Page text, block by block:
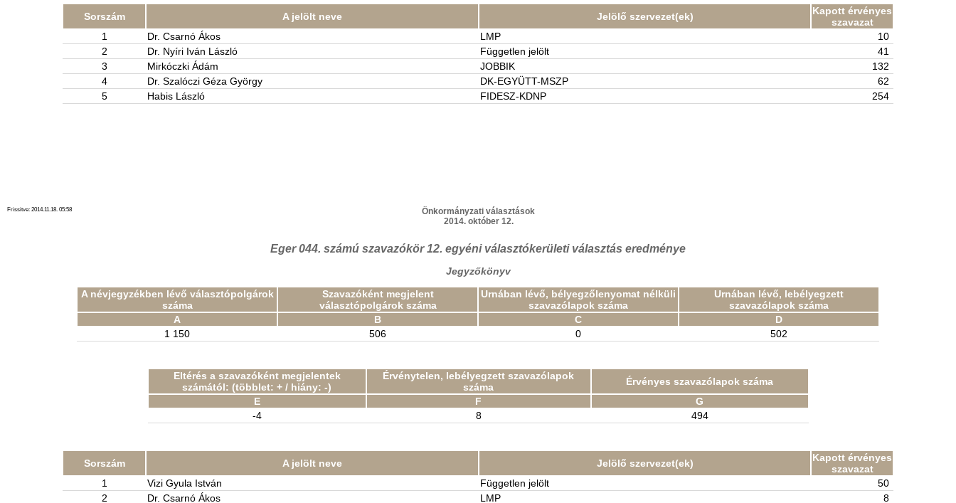
Sorszám A jelölt neve Jelölő szervezet(ek)
Kapott érvényes
szavazat
1
Dr. Csarnó Ákos LMP
10
2
Dr. Nyíri Iván László Független jelölt
41
3
Mirkóczki Ádám JOBBIK
132
4
Dr. Szalóczi Géza György DK-EGYÜTT-MSZP
62
5
Habis László FIDESZ-KDNP 254
Frissitve: 2014.11.18. 05:58
Önkormányzati választások
2014. október 12.
Eger 044. számú szavazókör 12. egyéni választókerületi választás eredménye
Jegyzőkönyv
A névjegyzékben lévő választópolgárok
száma
Szavazóként megjelent
választópolgárok száma
Urnában lévő, bélyegzőlenyomat nélküli
szavazólapok száma
Urnában lévő, lebélyegzett
szavazólapok száma
A
B C
D
1 150
506 0 502
Eltérés a szavazóként megjelentek
számától: (többlet: + / hiány: -)
Érvénytelen, lebélyegzett szavazólapok
száma
Érvényes szavazólapok száma
E
F
G
-4
8 494
Sorszám A jelölt neve Jelölő szervezet(ek)
Kapott érvényes
szavazat
1
Vizi Gyula István Független jelölt
50
2
Dr. Csarnó Ákos LMP 8